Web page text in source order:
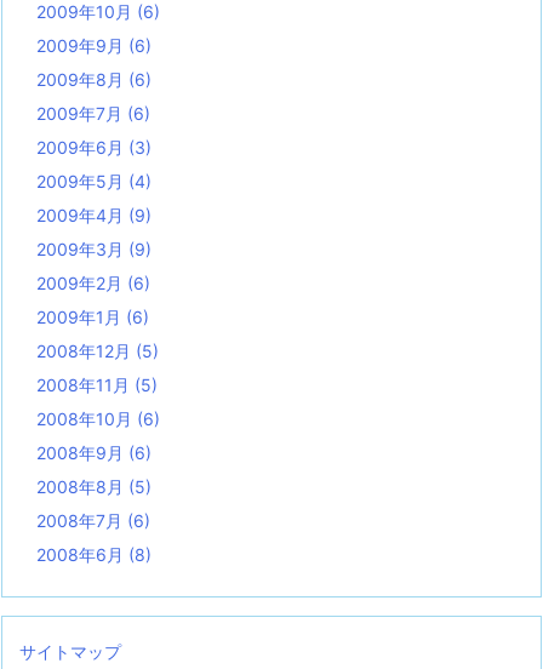
2009年10月 (6)
2009年9月 (6)
2009年8月 (6)
2009年7月 (6)
2009年6月 (3)
2009年5月 (4)
2009年4月 (9)
2009年3月 (9)
2009年2月 (6)
2009年1月 (6)
2008年12月 (5)
2008年11月 (5)
2008年10月 (6)
2008年9月 (6)
2008年8月 (5)
2008年7月 (6)
2008年6月 (8)
サイトマップ